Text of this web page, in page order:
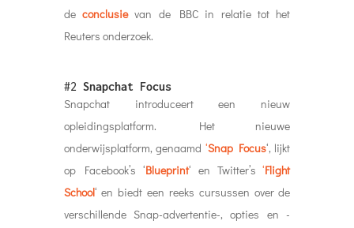
de conclusievan de BBC in relatie tot het
Reuters onderzoek.
#2 Snapchat Focus
Snapchat introduceert een nieuw
opleidingsplatform. Het nieuwe
onderwijsplatform, genaamd ‘Snap Focus‘, lijkt
op Facebook’s ‘Blueprint‘ en Twitter’s‘Flight
School‘ en biedt een reeks cursussen over de
verschillende Snap-advertentie-, opties en -